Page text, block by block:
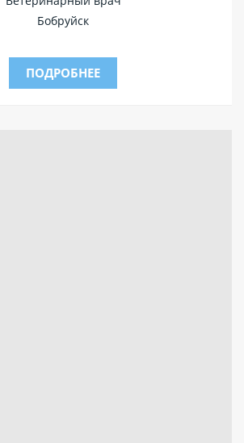
Бобруйск
ПОДРОБНЕЕ